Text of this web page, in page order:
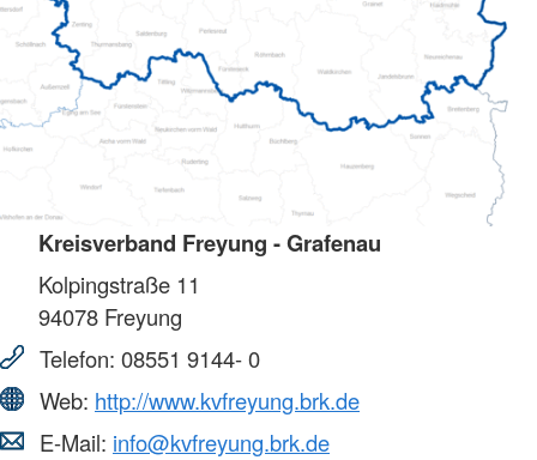
Kreisverband Freyung - Grafenau
Kolpingstraße 11
94078 Freyung
Telefon: 08551 9144- 0
Web: http://www.kvfreyung.brk.de
E-Mail: info@kvfreyung.brk.de